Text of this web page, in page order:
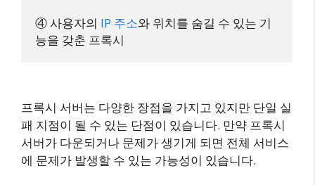
④ 사용자의 IP 주소와 위치를 숨길 수 있는 기
프록시 서버는 다양한 장점을 가지고 있지만 단일 실
패 지점이 될 수 있는 단점이 있습니다. 만약 프록시
서버가 다운되거나 문제가 생기게 되면 전체 서비스
에 문제가 발생할 수 있는 가능성이 있습니다.